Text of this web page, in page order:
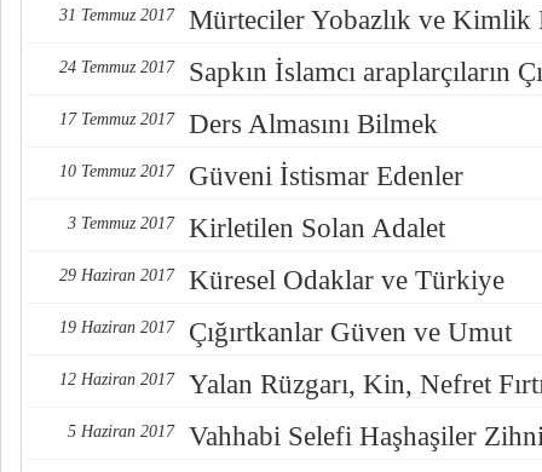
31 Temmuz 2017 Mürteciler Yobazlık ve Kimlik
24 Temmuz 2017 Sapkın İslamcı araplarçıların
17 Temmuz 2017 Ders Almasını Bilmek
10 Temmuz 2017 Güveni İstismar Edenler
3 Temmuz 2017 Kirletilen Solan Adalet
29 Haziran 2017 Küresel Odaklar ve Türkiye
19 Haziran 2017 Çığırtkanlar Güven ve Umut
12 Haziran 2017 Yalan Rüzgarı, Kin, Nefret
5 Haziran 2017 Vahhabi Selefi Haşhaşiler